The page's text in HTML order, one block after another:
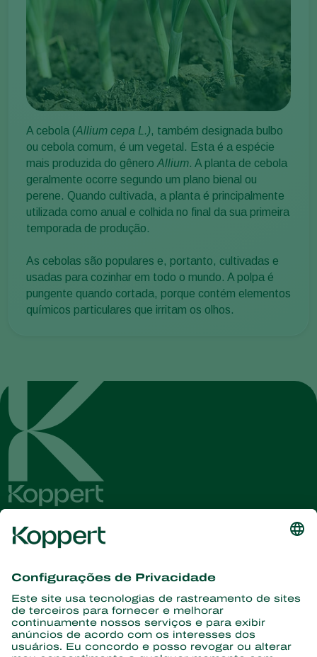
A cebola (Allium cepa L.), também designada bulbo
ou cebola comum, é um vegetal. Esta é a espécie
mais produzida do gênero Allium. A planta de cebola
geralmente ocorre segundo um plano bienal ou
perene. Quando cultivada, a planta é principalmente
utilizada como anual e colhida no final da sua primeira
temporada de produção.
As cebolas são populares e, portanto, cultivadas e
usadas para cozinhar em todo o mundo. A polpa é
pungente quando cortada, porque contém elementos
químicos particulares que irritam os olhos.
informações
Assine aqui
Parceiros com a natureza